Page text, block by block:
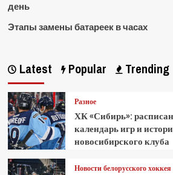
день
Этапы замены батареек в часах
Latest Popular Trending
Разное
ХК «Сибирь»:
календарь игр и
новосибирского клуба
Новости белорусского хоккея